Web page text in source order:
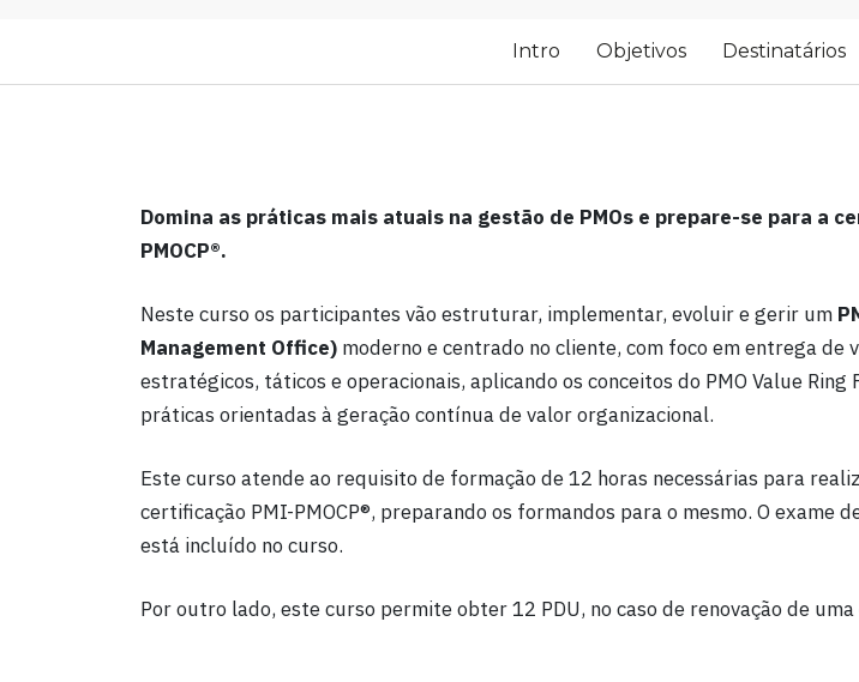
Intro Objetivos Destinatários
Domina as práticas mais atuais na gestão de PMOs e prepare-se para a
PMOCP®.
Neste curso os participantes vão estruturar, implementar, evoluir e gerir um
Management Office) moderno e centrado no cliente, com foco em entrega de
estratégicos, táticos e operacionais, aplicando os conceitos do PMO Value Ring
práticas orientadas à geração contínua de valor organizacional.
Este curso atende ao requisito de formação de 12 horas necessárias para
certificação PMI-PMOCP®, preparando os formandos para o mesmo. O exame
está incluído no curso.
Por outro lado, este curso permite obter 12 PDU, no caso de renovação de